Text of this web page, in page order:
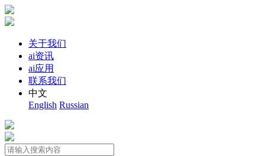
关于我们
ai资讯
ai应用
联系我们
中文
English Russian